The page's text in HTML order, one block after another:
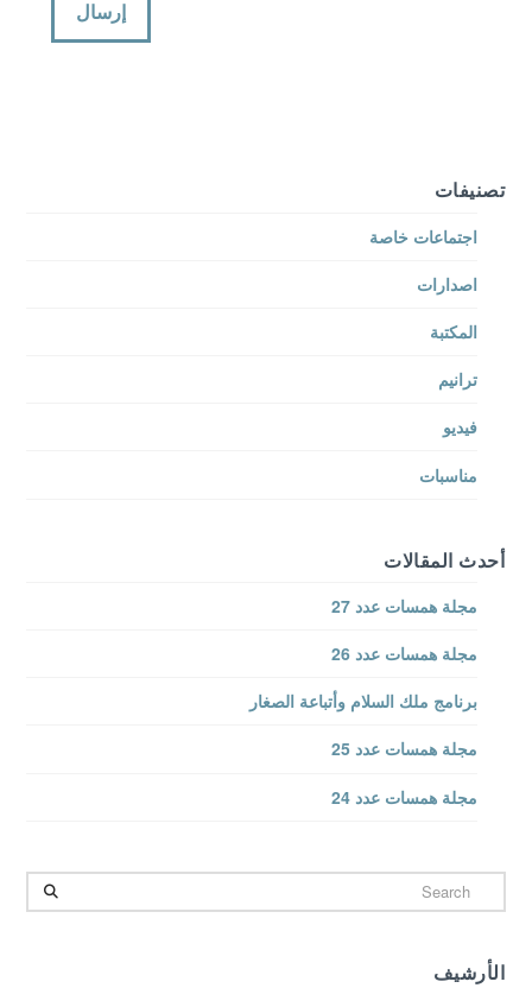
تصنيفات
اجتماعات خاصة
اصدارات
المكتبة
ترانيم
فيديو
مناسبات
أحدث المقالات
مجلة همسات عدد 27
مجلة همسات عدد 26
برنامج ملك السلام وأتباعة الصغار
مجلة همسات عدد 25
مجلة همسات عدد 24
Search
الأرشيف